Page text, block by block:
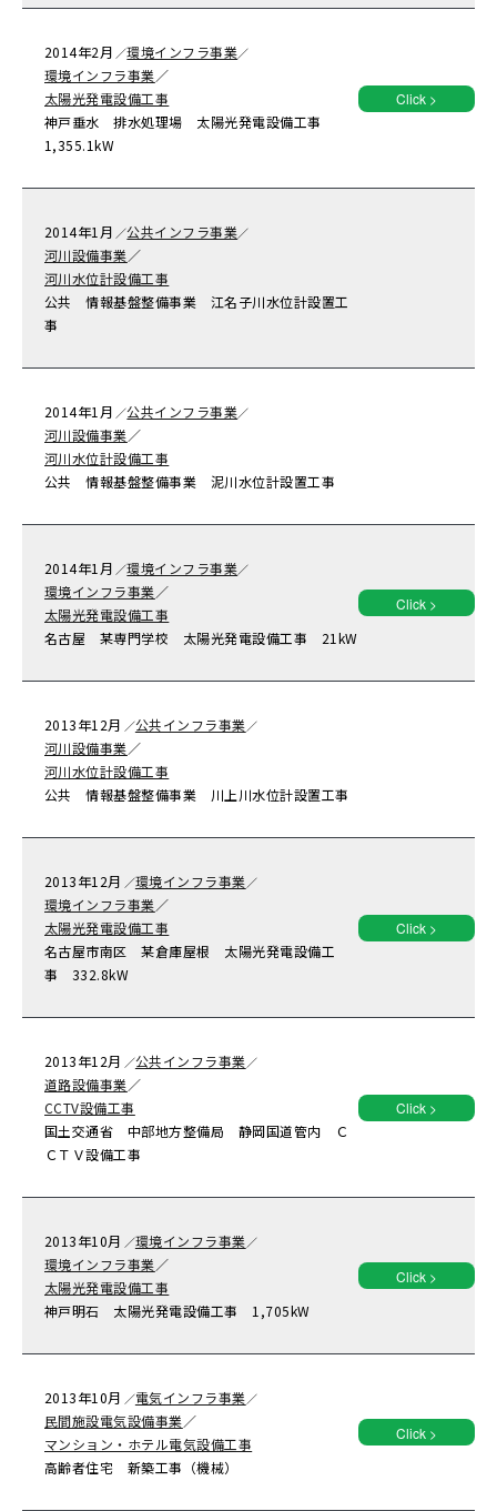
2014年2月 ／環境インフラ事業／
環境インフラ事業／
太陽光発電設備工事
神戸垂水 排水処理場 太陽光発電設備工事
1,355.1kW
Click >
2014年1月 ／公共インフラ事業／
河川設備事業／
河川水位計設備工事
公共 情報基盤整備事業 江名子川水位計設置工
事
2014年1月 ／公共インフラ事業／
河川設備事業／
河川水位計設備工事
公共 情報基盤整備事業 泥川水位計設置工事
2014年1月 ／環境インフラ事業／
環境インフラ事業／
太陽光発電設備工事
名古屋 某専門学校 太陽光発電設備工事 21kW
Click >
2013年12月 ／公共インフラ事業／
河川設備事業／
河川水位計設備工事
公共 情報基盤整備事業 川上川水位計設置工事
2013年12月 ／環境インフラ事業／
環境インフラ事業／
太陽光発電設備工事
名古屋市南区 某倉庫屋根 太陽光発電設備工
事 332.8kW
Click >
2013年12月 ／公共インフラ事業／
道路設備事業／
CCTV設備工事
国土交通省 中部地方整備局 静岡国道管内 Ｃ
ＣＴＶ設備工事
Click >
2013年10月 ／環境インフラ事業／
環境インフラ事業／
太陽光発電設備工事
神戸明石 太陽光発電設備工事 1,705kW
Click >
2013年10月 ／電気インフラ事業／
民間施設電気設備事業／
マンション・ホテル電気設備工事
高齢者住宅 新築工事（機械）
Click >